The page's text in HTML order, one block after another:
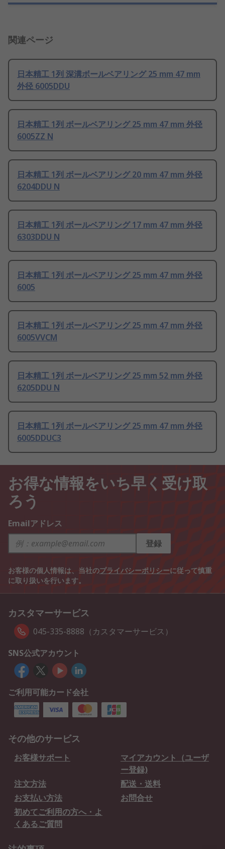
関連ページ
日本精工 1列 深溝ボールベアリング 25 mm 47 mm
外径 6005DDU
日本精工 1列 ボールベアリング 25 mm 47 mm 外径
6005ZZ N
日本精工 1列 ボールベアリング 20 mm 47 mm 外径
6204DDU N
日本精工 1列 ボールベアリング 17 mm 47 mm 外径
6303DDU N
日本精工 1列 ボールベアリング 25 mm 47 mm 外径
6005
日本精工 1列 ボールベアリング 25 mm 47 mm 外径
6005VVCM
日本精工 1列 ボールベアリング 25 mm 52 mm 外径
6205DDU N
日本精工 1列 ボールベアリング 25 mm 47 mm 外径
6005DDUC3
お得な情報をいち早く受け取
ろう
Emailアドレス
登録
お客様の個人情報は、当社のプライバシーポリシーに従って慎重
に取り扱いを行います。
カスタマーサービス
045-335-8888（カスタマーサービス）
SNS公式アカウント
ご利用可能カード会社
その他のサービス
お客様サポート
マイアカウント（ユーザ
ー登録)
注文方法
配送・送料
お支払い方法
お問合せ
初めてご利用の方へ・よ
くあるご質問